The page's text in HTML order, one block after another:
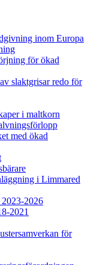
inom Europa
för ökad
slaktgrisar redo för
i maltkorn
med ökad
i Limmared
2026
2021
för